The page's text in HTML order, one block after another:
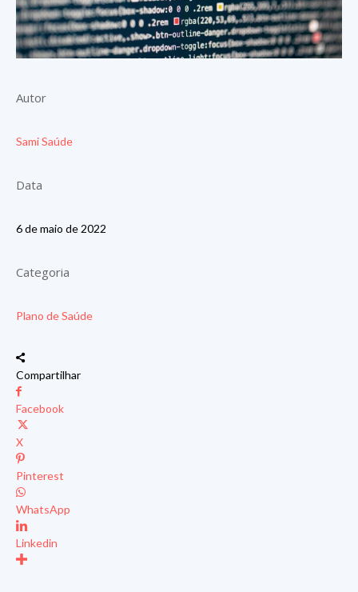
Autor
Sami Saúde
Data
6 de maio de 2022
Categoria
Plano de Saúde
Compartilhar
Facebook
X
Pinterest
WhatsApp
Linkedin